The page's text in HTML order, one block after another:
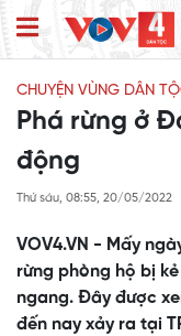
CHUYỆN VÙNG DÂN
Phá rừng ở
động
Thứ sáu, 08:55, 20/05/2022
VOV4.VN - Mấy
rừng phòng hộ bị
ngang. Đây được
đến nay xảy ra tại